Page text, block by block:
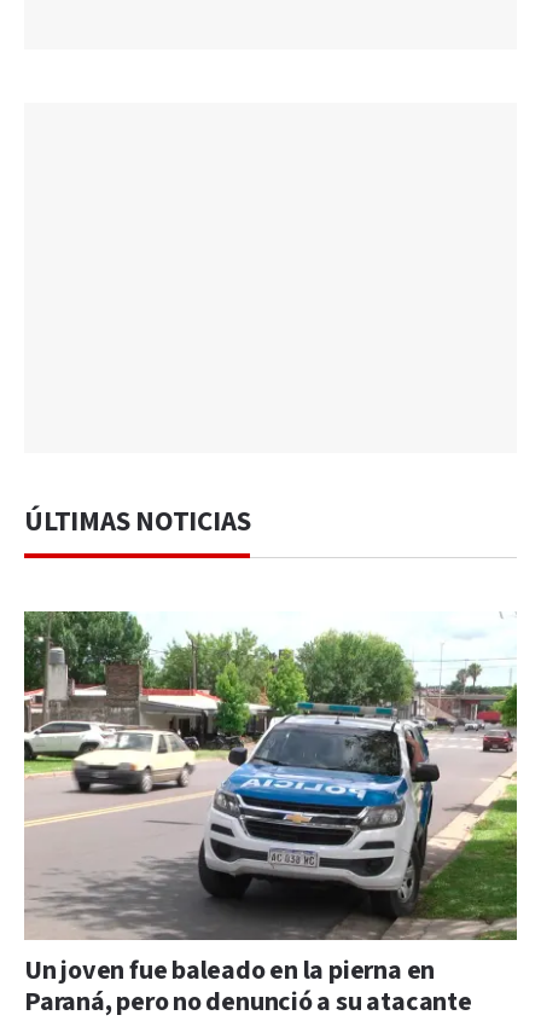
ÚLTIMAS NOTICIAS
Un joven fue baleado en la pierna en
Paraná, pero no denunció a su atacante